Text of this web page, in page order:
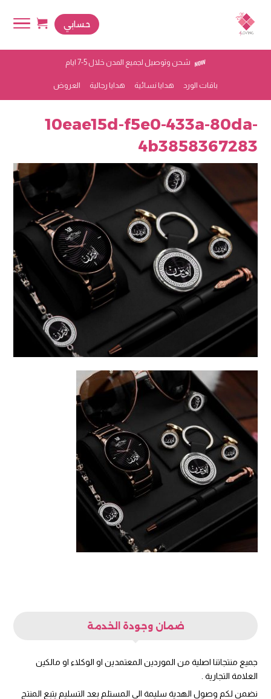
حسابي
باقات الورد هدايا نسائية هدايا رجالية العروض
10eae15d-f5e0-433a-80da-
4b3858367283
ضمان وجودة الخدمة
جميع منتجاتنا اصلية من الموردين المعتمدين او الوكلاء او مالكين
العلامة التجارية .
نضمن لكم وصول الهدية سليمة الى المستلم بعد التسليم يتبع المنتج